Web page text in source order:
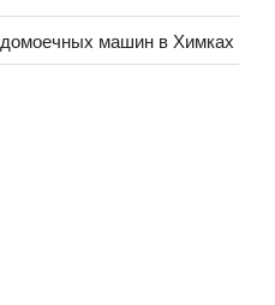
машин в Химках